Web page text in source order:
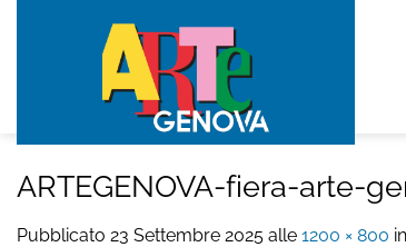
ARTEGENOVA-fiera-arte-
Pubblicato 23 Settembre 2025 alle 1200 × 800 in